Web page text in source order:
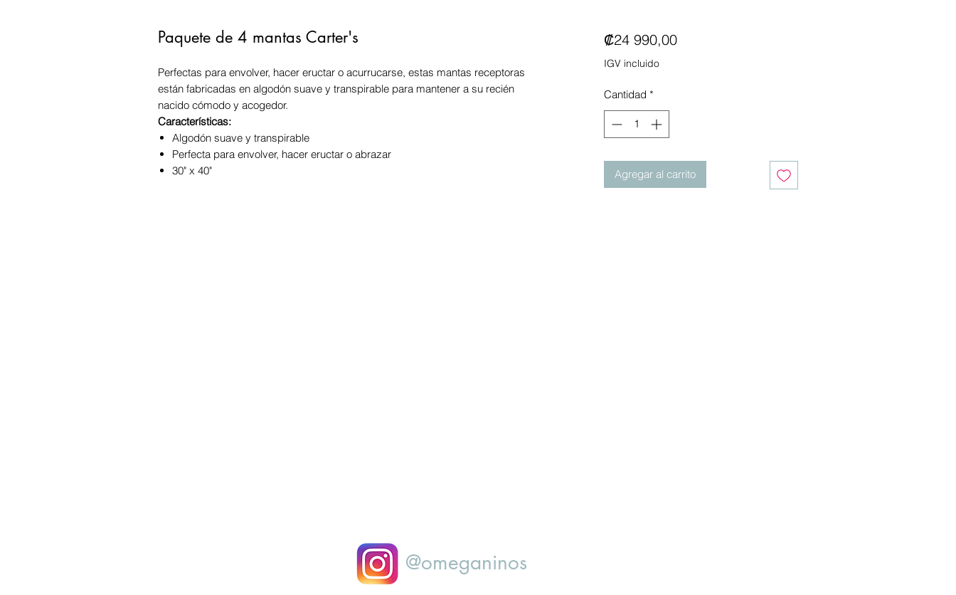
Paquete de 4 mantas Carter's
Perfectas para envolver, hacer eructar o acurrucarse, estas mantas receptoras
están fabricadas en algodón suave y transpirable para mantener a su recién
nacido cómodo y acogedor.
Características:
Algodón suave y transpirable
Perfecta para envolver, hacer eructar o abrazar
30" x 40"
₡24 990,00Precio
IGV incluido
Cantidad *
Agregar al carrito
@omeganinos